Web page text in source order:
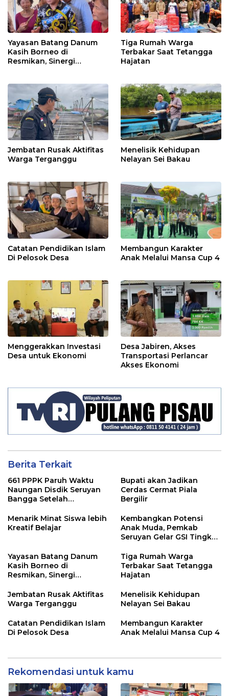
Yayasan Batang Danum
Kasih Borneo di
Resmikan, Sinergi
Tiga Rumah Warga
Terbakar Saat Tetangga
Hajatan
Jembatan Rusak Aktifitas
Warga Terganggu
Menelisik Kehidupan
Nelayan Sei Bakau
Catatan Pendidikan Islam
Di Pelosok Desa
Membangun Karakter
Anak Melalui Mansa Cup 4
Menggerakkan Investasi
Desa untuk Ekonomi
Desa Jabiren, Akses
Transportasi Perlancar
Akses Ekonomi
Berita Terkait
661 PPPK Paruh Waktu
Naungan Disdik Seruyan
Bangga Setelah
Kebutuhan
Bupati akan Jadikan
Cerdas Cermat Piala
Bergilir
Menarik Minat Siswa lebih
Kreatif Belajar
Kembangkan Potensi
Anak Muda, Pemkab
Seruyan Gelar GSI Tingkat
Yayasan Batang Danum
Kasih Borneo di
Resmikan, Sinergi
Tiga Rumah Warga
Terbakar Saat Tetangga
Hajatan
Jembatan Rusak Aktifitas
Warga Terganggu
Menelisik Kehidupan
Nelayan Sei Bakau
Catatan Pendidikan Islam
Di Pelosok Desa
Membangun Karakter
Anak Melalui Mansa Cup 4
Rekomendasi untuk kamu